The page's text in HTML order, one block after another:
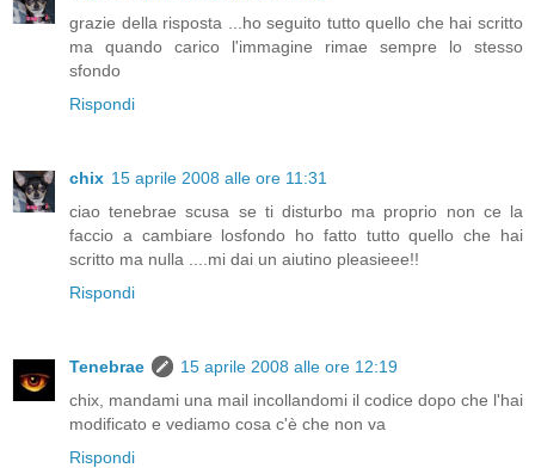
grazie della risposta ...ho seguito tutto quello che hai scritto
ma quando carico l'immagine rimae sempre lo stesso
sfondo
Rispondi
chix 15 aprile 2008 alle ore 11:31
ciao tenebrae scusa se ti disturbo ma proprio non ce la
faccio a cambiare losfondo ho fatto tutto quello che hai
scritto ma nulla ....mi dai un aiutino pleasieee!!
Rispondi
Tenebrae
15 aprile 2008 alle ore 12:19
chix, mandami una mail incollandomi il codice dopo che l'hai
modificato e vediamo cosa c'è che non va
Rispondi